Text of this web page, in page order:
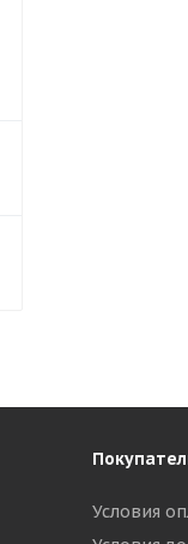
Условия